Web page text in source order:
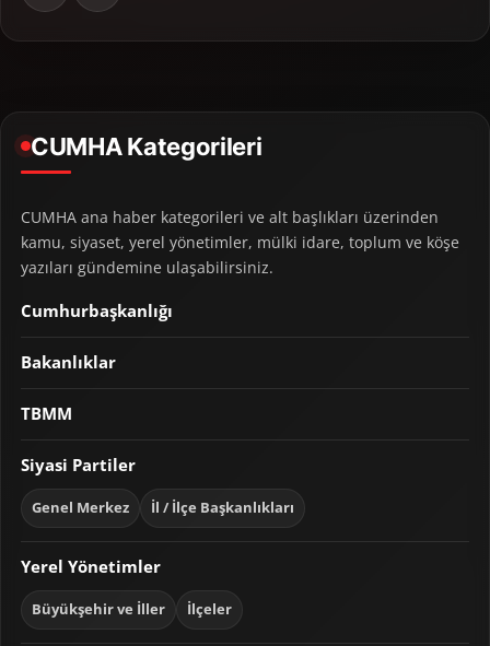
CUMHA Kategorileri
CUMHA ana haber kategorileri ve alt başlıkları üzerinden
kamu, siyaset, yerel yönetimler, mülki idare, toplum ve köşe
yazıları gündemine ulaşabilirsiniz.
Cumhurbaşkanlığı
Bakanlıklar
TBMM
Siyasi Partiler
Genel Merkez İl / İlçe Başkanlıkları
Yerel Yönetimler
Büyükşehir ve İller İlçeler